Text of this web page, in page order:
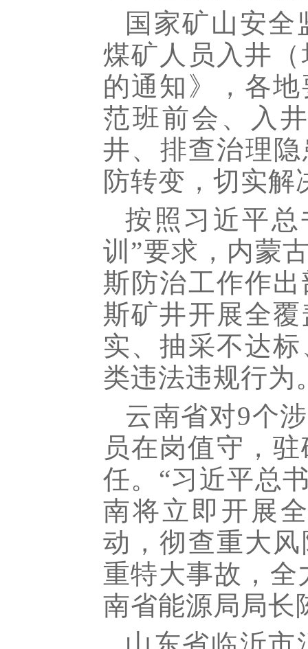
国家矿山安
煤矿人员入井
的通知》，各
范班前会、入
井、排查治理
防转变，切实
按照习近平
训”要求，内蒙
斯防治工作作
斯矿井开展全
实、抽采不达
类违法违规行为
云南省对9个
员在岗值守，
任。“习近平总
南将立即开展
动，彻查重大
重特大事故，全
南省能源局局长